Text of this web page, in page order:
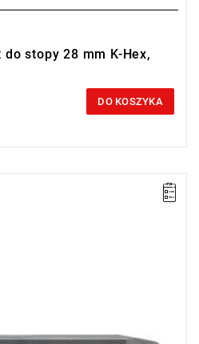
stopy 28 mm K-Hex,
DO KOSZYKA
kruszenia i prac rozbiórkowych